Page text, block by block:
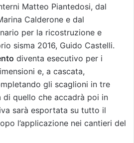
Matteo Piantedosi, dal
Calderone e dal
per la ricostruzione e
sisma 2016, Guido Castelli.
diventa esecutivo per i
e, a cascata,
gli scaglioni in tre
di quello che accadrà poi in
sarà esportata su tutto il
l’applicazione nei cantieri del